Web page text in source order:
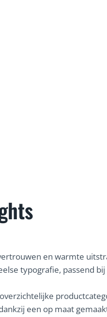
en warmte
typografie, passend
een op maat